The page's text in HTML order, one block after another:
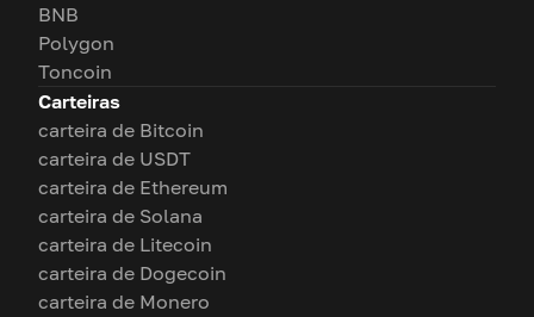
BNB
Polygon
Toncoin
Carteiras
carteira de Bitcoin
carteira de USDT
carteira de Ethereum
carteira de Solana
carteira de Litecoin
carteira de Dogecoin
carteira de Monero